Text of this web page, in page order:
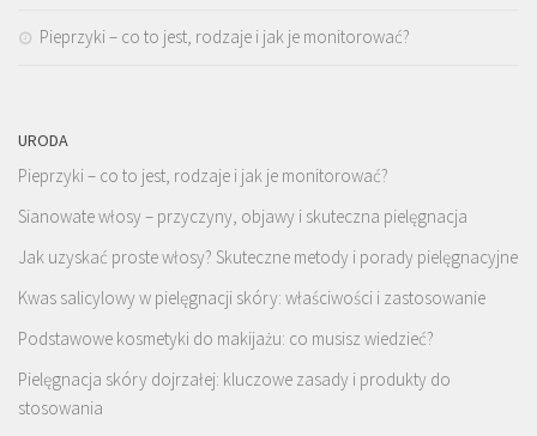
Pieprzyki – co to jest, rodzaje i jak je monitorować?
URODA
Pieprzyki – co to jest, rodzaje i jak je monitorować?
Sianowate włosy – przyczyny, objawy i skuteczna pielęgnacja
Jak uzyskać proste włosy? Skuteczne metody i porady pielęgnacyjne
Kwas salicylowy w pielęgnacji skóry: właściwości i zastosowanie
Podstawowe kosmetyki do makijażu: co musisz wiedzieć?
Pielęgnacja skóry dojrzałej: kluczowe zasady i produkty do
stosowania